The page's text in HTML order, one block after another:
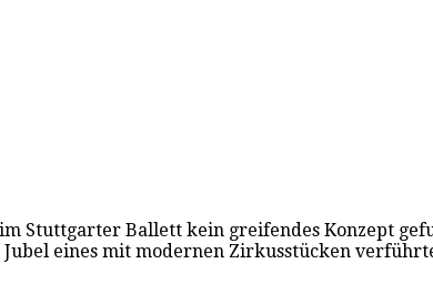
Stuttgarter Ballett kein greifendes Konzept
eines mit modernen Zirkusstücken